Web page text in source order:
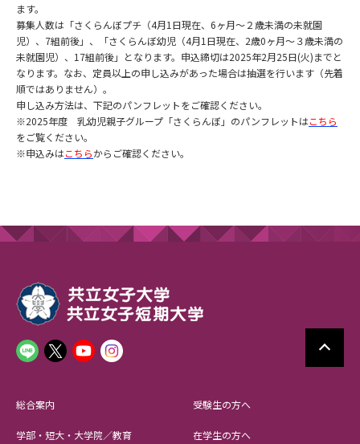
ます。
募集人数は「さくらんぼプチ（4月1日現在、6ヶ月～２歳未満の未就園
児）、7組前後」、「さくらんぼ幼児（4月1日現在、2歳0ヶ月～３歳未満の
未就園児）、17組前後」となります。申込締切は2025年2月25日(火)までと
なります。なお、定員以上の申し込みがあった場合は抽選を行います（先着
順ではありません）。
申し込み方法は、下記のパンフレットをご確認ください。
※2025年度 乳幼児親子グループ「さくらんぼ」のパンフレットはこちら
をご覧ください。
※申込みはこちらからご確認ください。
総合案内
学部・短大・大学院／教育
受験生の方へ
在学生の方へ